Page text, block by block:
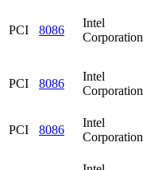
PCI 8086
Intel
Corporation
PCI 8086
Intel
Corporation
PCI 8086
Intel
Corporation